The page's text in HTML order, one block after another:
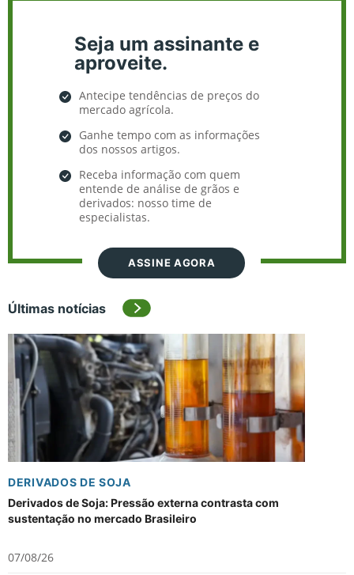
Seja um assinante e
aproveite.
Antecipe tendências de preços do
mercado agrícola.
Ganhe tempo com as informações
dos nossos artigos.
Receba informação com quem
entende de análise de grãos e
derivados: nosso time de
especialistas.
ASSINE AGORA
Últimas notícias
DERIVADOS DE SOJA
Derivados de Soja: Pressão externa contrasta com
sustentação no mercado Brasileiro
07/08/26